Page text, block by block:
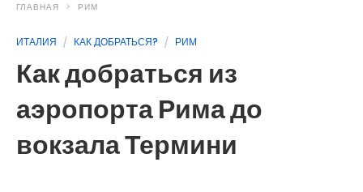
ГЛАВНАЯ РИМ
ИТАЛИЯ КАК ДОБРАТЬСЯ? РИМ
Как добраться из
аэропорта Рима до
вокзала Термини